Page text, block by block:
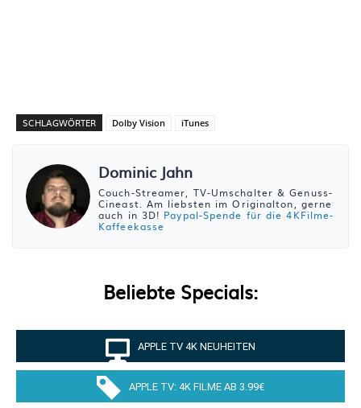
SCHLAGWÖRTER Dolby Vision iTunes
Dominic Jahn
Couch-Streamer, TV-Umschalter & Genuss-
Cineast. Am liebsten im Originalton, gerne
auch in 3D! Paypal-Spende für die 4KFilme-
Kaffeekasse
Beliebte Specials:
APPLE TV 4K NEUHEITEN
APPLE TV: 4K FILME AB 3.99€